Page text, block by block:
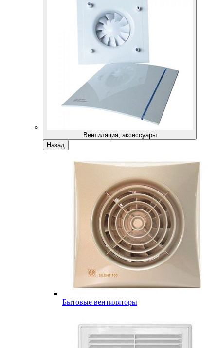
Вентиляция, аксессуары
Назад
Бытовые вентиляторы